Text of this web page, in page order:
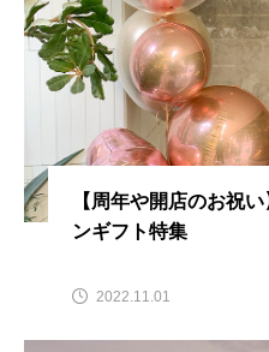
【周年や開店のお祝
ンギフト特集
2022.11.01